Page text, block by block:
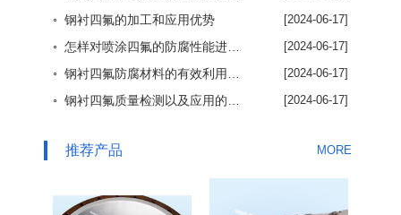
◦ 钢衬四氟的加工和应用优势 [2024-06-17]
[2024-06-17]
[2024-06-17]
[2024-06-17]
推荐产品 MORE